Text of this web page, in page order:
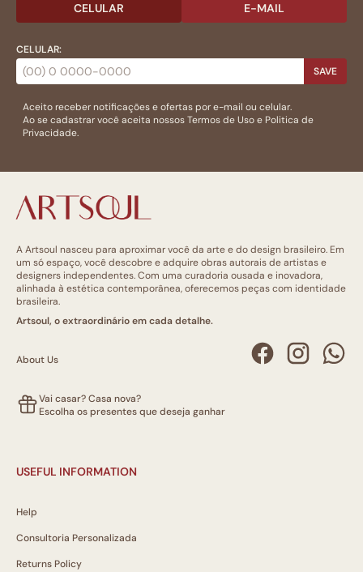
CELULAR E-MAIL
CELULAR:
SAVE
Aceito receber notificações e ofertas por e-mail ou celular.
Ao se cadastrar você aceita nossosTermos de Usoe Politica de
Privacidade.
A Artsoul nasceu para aproximar você da arte e do design brasileiro. Em
um só espaço, você descobre e adquire obras autorais de artistas e
designers independentes. Com uma curadoria ousada e inovadora,
alinhada à estética contemporânea, oferecemos peças com identidade
brasileira.
Artsoul, o extraordinário em cada detalhe.
About Us
Vai casar? Casa nova?
Escolha os presentes que deseja ganhar
USEFUL INFORMATION
Help
Consultoria Personalizada
Returns Policy